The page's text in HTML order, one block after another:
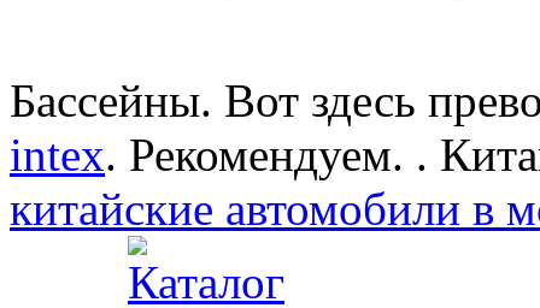
Бассейны. Вот здесь
intex. Рекомендуем. .
китайские автомобили в